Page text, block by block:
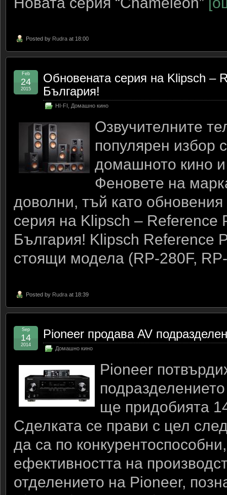
Posted by Rudra at 18:00
Обновената серия на Klipsch –
България!
HI-FI , Домашно кино
Feb
24
2015
Озвучителните
популярен избор
домашното кино
Феновете на
доволни, тъй като
серия на Klipsch – Reference
България! Klipsch Reference
стоящи модела (RP-280F,
Posted by Rudra at 18:39
Pioneer продава AV
Домашно кино
Sep
14
2014
Pioneer
ще придобията
Сделката се прави с цел
да са по
ефективността на
отделението на Pioneer,